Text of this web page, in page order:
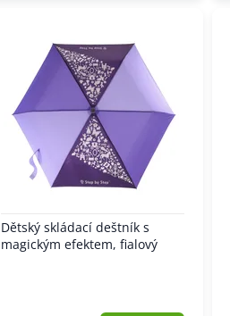
Dětský skládací deštník s
magickým efektem, fialový